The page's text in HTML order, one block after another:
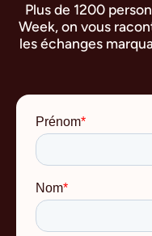
Plus de 1200
Week, on vous
les échanges